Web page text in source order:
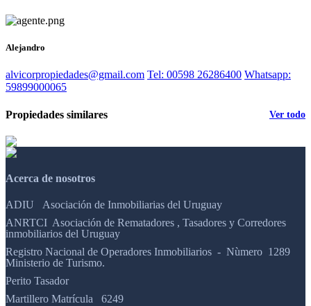
Alejandro
alvicorpropiedades@gmail.com Tel: 00598 26286400 Whatsapp:
59899000065
Propiedades similares Ver todo
Acerca de nosotros
ADIU Asociación de Inmobiliarias del Uruguay
ANRTCI Asociación de Rematadores , Tasadores y Corredores
inmobiliarios del Uruguay
Registro Nacional de Operadores Inmobiliarios - Nùmero 1289
Ministerio de Turismo.
Perito Tasador
Martillero Matrícula 6249